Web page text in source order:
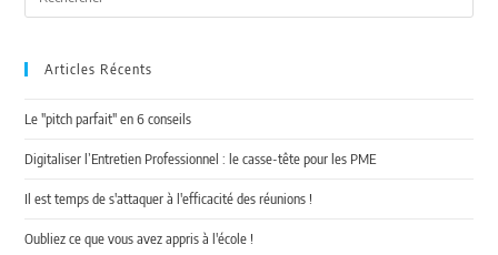
Articles Récents
Le "pitch parfait" en 6 conseils
Digitaliser l’Entretien Professionnel : le casse-tête pour les PME
Il est temps de s'attaquer à l'efficacité des réunions !
Oubliez ce que vous avez appris à l'école !